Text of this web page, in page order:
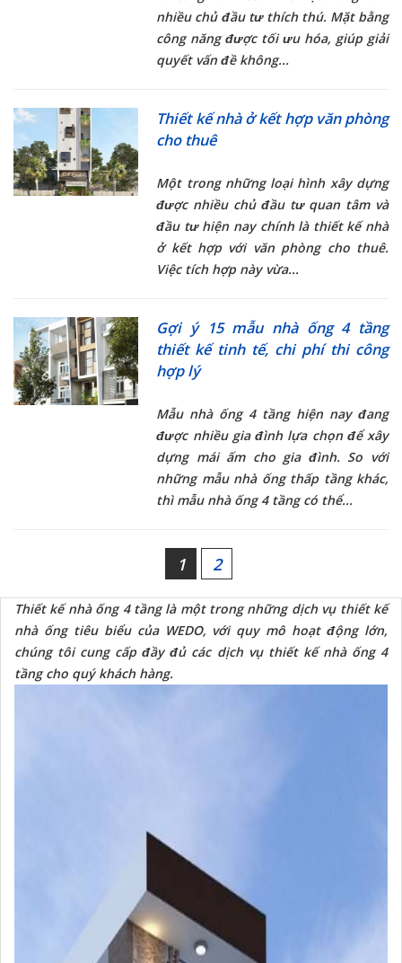
nhiều chủ đầu tư thích thú. Mặt bằng
công năng được tối ưu hóa, giúp giải
quyết vấn đề không...
Thiết kế nhà ở kết hợp văn phòng
cho thuê
Một trong những loại hình xây dựng
được nhiều chủ đầu tư quan tâm và
đầu tư hiện nay chính là thiết kế nhà
ở kết hợp với văn phòng cho thuê.
Việc tích hợp này vừa...
Gợi ý 15 mẫu nhà ống 4 tầng
thiết kế tinh tế, chi phí thi công
hợp lý
Mẫu nhà ống 4 tầnghiện nay đang
được nhiều gia đình lựa chọn để xây
dựng mái ấm cho gia đình. So với
những mẫu nhà ống thấp tầng khác,
thì mẫu nhà ống 4 tầng có thể...
1 2
Thiết kế nhà ống 4 tầng là một trong những dịch vụ thiết kế
nhà ống tiêu biểu của WEDO, với quy mô hoạt động lớn,
chúng tôi cung cấp đầy đủ các dịch vụ thiết kế nhà ống 4
tầngcho quý khách hàng.